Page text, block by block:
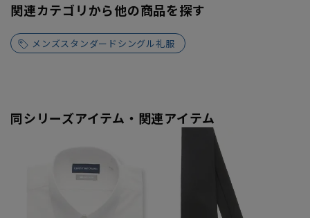
関連カテゴリから他の商品を探す
メンズスタンダードシングル礼服
同シリーズアイテム・関連アイテム